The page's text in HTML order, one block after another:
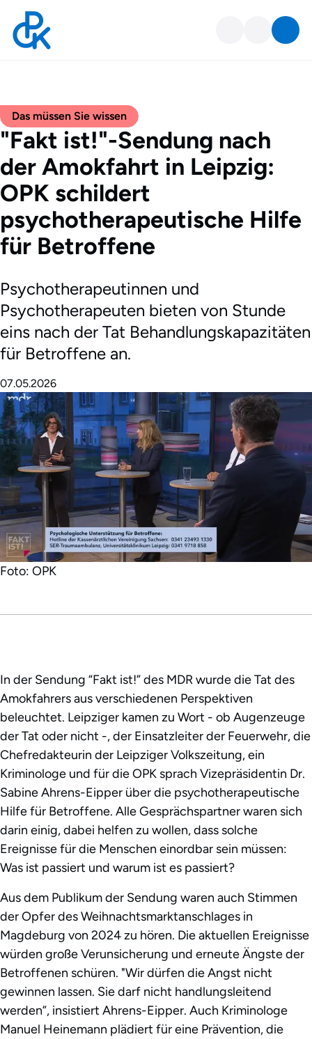
"Fakt ist!"-Sendung nach
der Amokfahrt in Leipzig:
OPK schildert
psychotherapeutische Hilfe
für Betroffene
07.05.2026
Psychotherapeutinnen und
Psychotherapeuten bieten von Stunde
eins nach der Tat Behandlungskapazitäten
für Betroffene an.
Das müssen Sie wissen
Foto: OPK
In der Sendung “Fakt ist!” des MDR wurde die Tat des
Amokfahrers aus verschiedenen Perspektiven
beleuchtet. Leipziger kamen zu Wort - ob Augenzeuge
der Tat oder nicht -, der Einsatzleiter der Feuerwehr, die
Chefredakteurin der Leipziger Volkszeitung, ein
Kriminologe und für die OPK sprach Vizepräsidentin Dr.
Sabine Ahrens-Eipper über die psychotherapeutische
Hilfe für Betroffene. Alle Gesprächspartner waren sich
darin einig, dabei helfen zu wollen, dass solche
Ereignisse für die Menschen einordbar sein müssen:
Was ist passiert und warum ist es passiert?
Aus dem Publikum der Sendung waren auch Stimmen
der Opfer des Weihnachtsmarktanschlages in
Magdeburg von 2024 zu hören. Die aktuellen Ereignisse
würden große Verunsicherung und erneute Ängste der
Betroffenen schüren. "Wir dürfen die Angst nicht
gewinnen lassen. Sie darf nicht handlungsleitend
werden”, insistiert Ahrens-Eipper. Auch Kriminologe
Manuel Heinemann plädiert für eine Prävention, die